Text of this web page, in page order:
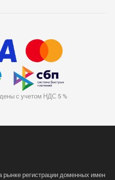
с учетом НДС 5 %
регистрации доменных имен